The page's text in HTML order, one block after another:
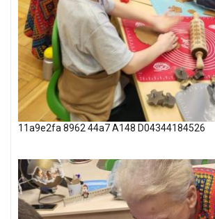
11a9e2fa 8962 44a7 A148 D04344184526